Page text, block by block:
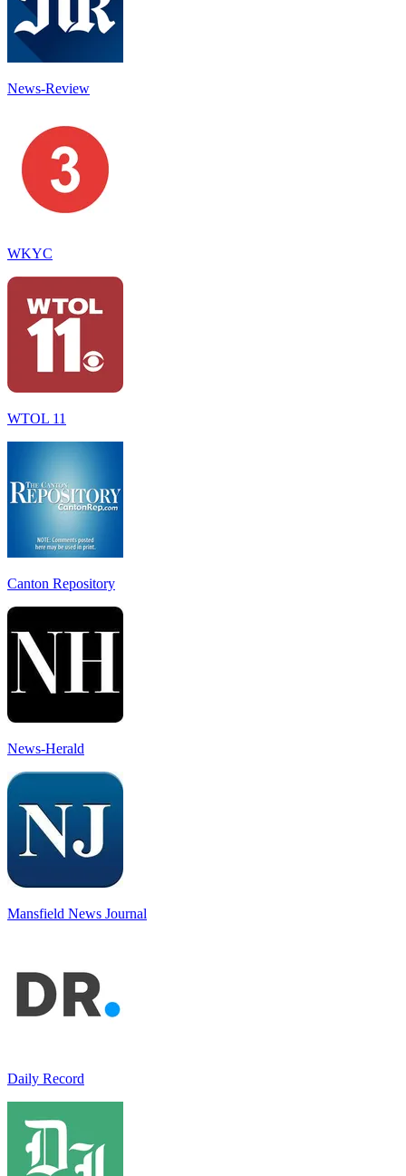
News-Review
WKYC
WTOL 11
Canton Repository
News-Herald
Mansfield News Journal
Daily Record